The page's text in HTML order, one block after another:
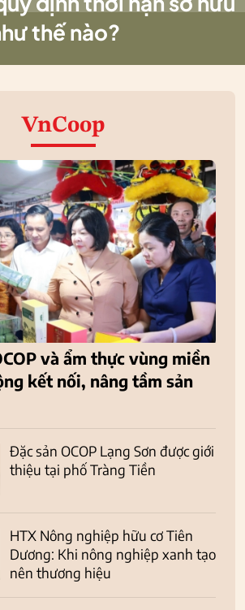
thế nào?
VnCoop
và ẩm thực vùng miền
kết nối, nâng tầm sản
Đặc sản OCOP Lạng Sơn được giới
thiệu tại phố Tràng Tiền
HTX Nông nghiệp hữu cơ Tiên
Dương: Khi nông nghiệp xanh tạo
nên thương hiệu